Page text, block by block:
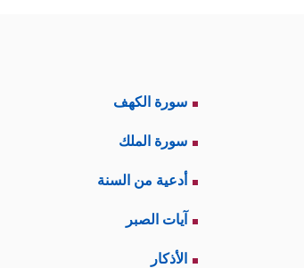
سورة الكهف
سورة الملك
أدعية من السنة
آيات الصبر
الأذكار